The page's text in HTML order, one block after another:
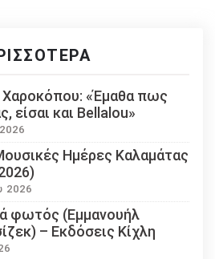
Χαροκόπου: «Έμαθα πως
είσαι και Bellalou»
Ημέρες Καλαμάτας
2026
φωτός (Εμμανουήλ
– Εκδόσεις Κίχλη